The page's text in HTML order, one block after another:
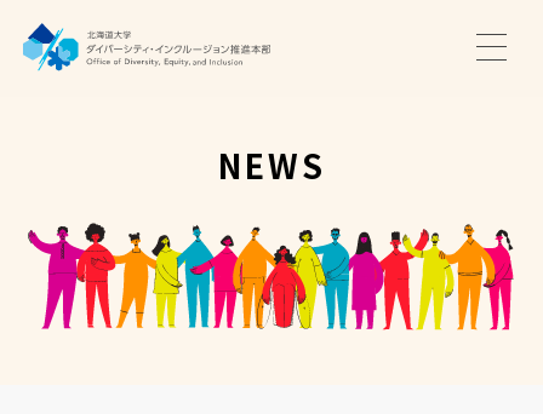
推進本部について
アクセス・お問い合わせ
NEWS